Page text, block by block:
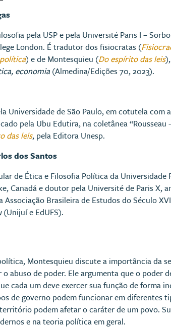
pela USP e pela Université Paris I –
London. É tradutor dos fisiocratas (
) e de Montesquieu (Do espírito das leis
economia(Almedina/Edições 70, 2023).
Universidade de São Paulo, em cotutela com
pela Ubu Edutira, na coletânea
das leis, pela Editora Unesp.
dos Santos
de Ética e Filosofia Política da
Canadá e doutor pela Université de Paris X,
Associação Brasileira de Estudos do Século
(Unijuí e EdUFS).
Montesquieu discute a importância da
abuso de poder. Ele argumenta que o poder
cada um deve exercer sua função de forma
de governo podem funcionar em diferentes
podem afetar o caráter de um povo.
e na teoria política em geral.